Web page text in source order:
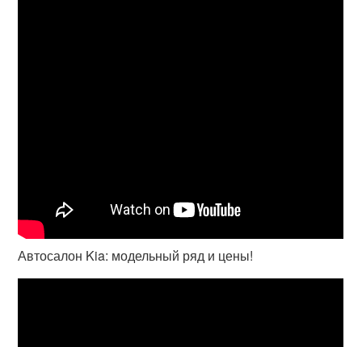
Автосалон Kia: модельный ряд и цены!